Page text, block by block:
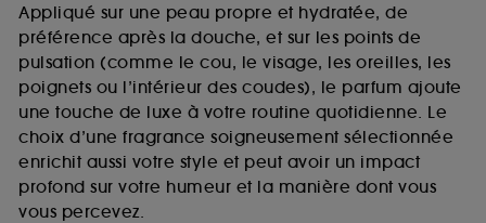
Appliqué sur une peau propre et hydratée, de
préférence après la douche, et sur les points de
pulsation (comme le cou, le visage, les oreilles, les
poignets ou l’intérieur des coudes), le parfum ajoute
une touche de luxe à votre routine quotidienne. Le
choix d’une fragrance soigneusement sélectionnée
enrichit aussi votre style et peut avoir un impact
profond sur votre humeur et la manière dont vous
vous percevez.
Cookies fonctionnels :il s’agit de cookies
permettant l’affichage et/ou la fourniture de
certaines fonctionnalités du site, tel que les
cookies d’authentification qui sont utilisés afin de
vous faire bénéficier de l’authentification
prolongée vous permettant d’accéder à votre
compte lors de votre prochaine visite sur le site
sans saisir à nouveau votre identifiant et mot de
passe.